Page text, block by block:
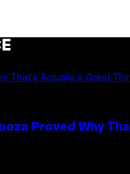
Proved Why